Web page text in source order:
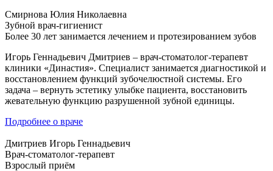
Смирнова Юлия Николаевна
Зубной врач-гигиенист
Более 30 лет занимается лечением и протезированием зубов
Игорь Геннадьевич Дмитриев – врач-стоматолог-терапевт
клиники «Династия». Специалист занимается диагностикой и
восстановлением функций зубочелюстной системы. Его
задача – вернуть эстетику улыбке пациента, восстановить
жевательную функцию разрушенной зубной единицы.
Подробнее о враче
Дмитриев Игорь Геннадьевич
Врач-стоматолог-терапевт
Взрослый приём